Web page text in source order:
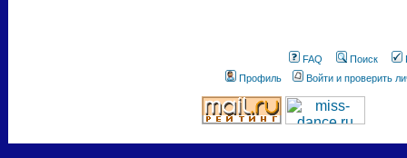
FAQ Поиск
Профиль
Войти и проверить